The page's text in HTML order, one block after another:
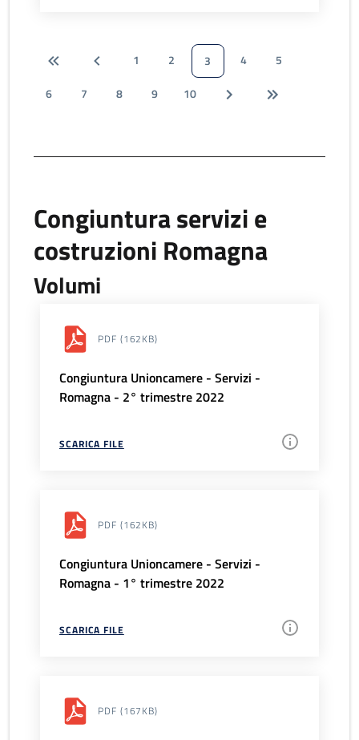
1 2 3 4
5
6
7 8 9 10
Congiuntura servizi e
costruzioni Romagna
Volumi
PDF (162KB)
Congiuntura Unioncamere - Servizi -
Romagna - 2° trimestre 2022
SCARICA FILE
PDF (162KB)
Congiuntura Unioncamere - Servizi -
Romagna - 1° trimestre 2022
SCARICA FILE
PDF (167KB)